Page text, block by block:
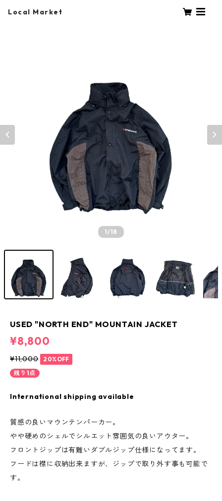
Local Market
1/18
USED "NORTH END" MOUNTAIN JACKET
¥8,800
¥11,000
20%OFF
残り1点
International shipping available
質感の良いマウンテンパーカー。
やや硬めのシェルでシルエット雰囲気の良いアウター。
フロントジップは有難いダブルジップ仕様になってます。
フードは襟に収納出来ますが、ジップで取り外す事も可能で
す。